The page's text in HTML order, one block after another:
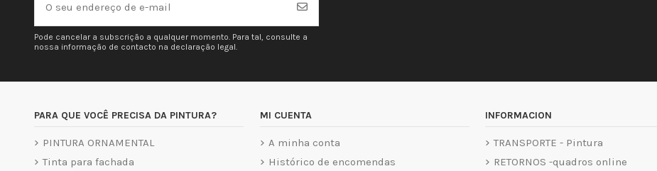
Pode cancelar a subscrição a qualquer momento. Para tal, consulte a
nossa informação de contacto na declaração legal.
PARA QUE VOCÊ PRECISA DA PINTURA?
PINTURA ORNAMENTAL
Tinta para fachada
MI CUENTA
A minha conta
Histórico de encomendas
INFORMACION
TRANSPORTE - Pintura
RETORNOS -quadros online